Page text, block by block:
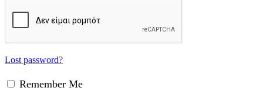
Lost password?
Remember Me